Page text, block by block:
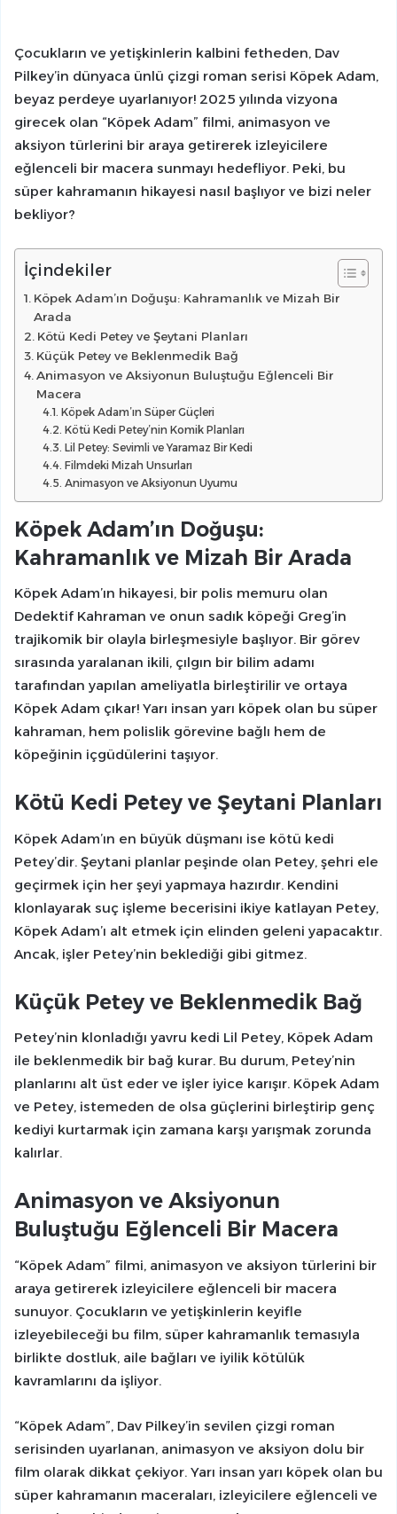
Çocukların ve yetişkinlerin kalbini fetheden, Dav
Pilkey’in dünyaca ünlü çizgi roman serisi Köpek Adam,
beyaz perdeye uyarlanıyor! 2025 yılında vizyona
girecek olan “Köpek Adam” filmi, animasyon ve
aksiyon türlerini bir araya getirerek izleyicilere
eğlenceli bir macera sunmayı hedefliyor. Peki, bu
süper kahramanın hikayesi nasıl başlıyor ve bizi neler
bekliyor?
İçindekiler
Köpek Adam’ın Doğuşu: Kahramanlık ve Mizah Bir
Arada
Kötü Kedi Petey ve Şeytani Planları
Küçük Petey ve Beklenmedik Bağ
Animasyon ve Aksiyonun Buluştuğu Eğlenceli Bir
Macera
Köpek Adam’ın Süper Güçleri
Kötü Kedi Petey’nin Komik Planları
Lil Petey: Sevimli ve Yaramaz Bir Kedi
Filmdeki Mizah Unsurları
Animasyon ve Aksiyonun Uyumu
Köpek Adam’ın Doğuşu:
Kahramanlık ve Mizah Bir Arada
Köpek Adam’ın hikayesi, bir polis memuru olan
Dedektif Kahraman ve onun sadık köpeği Greg’in
trajikomik bir olayla birleşmesiyle başlıyor. Bir görev
sırasında yaralanan ikili, çılgın bir bilim adamı
tarafından yapılan ameliyatla birleştirilir ve ortaya
Köpek Adam çıkar! Yarı insan yarı köpek olan bu süper
kahraman, hem polislik görevine bağlı hem de
köpeğinin içgüdülerini taşıyor.
Kötü Kedi Petey ve Şeytani Planları
Köpek Adam’ın en büyük düşmanı ise kötü kedi
Petey’dir. Şeytani planlar peşinde olan Petey, şehri ele
geçirmek için her şeyi yapmaya hazırdır. Kendini
klonlayarak suç işleme becerisini ikiye katlayan Petey,
Köpek Adam’ı alt etmek için elinden geleni yapacaktır.
Ancak, işler Petey’nin beklediği gibi gitmez.
Küçük Petey ve Beklenmedik Bağ
Petey’nin klonladığı yavru kedi Lil Petey, Köpek Adam
ile beklenmedik bir bağ kurar. Bu durum, Petey’nin
planlarını alt üst eder ve işler iyice karışır. Köpek Adam
ve Petey, istemeden de olsa güçlerini birleştirip genç
kediyi kurtarmak için zamana karşı yarışmak zorunda
kalırlar.
Animasyon ve Aksiyonun
Buluştuğu Eğlenceli Bir Macera
“Köpek Adam” filmi, animasyon ve aksiyon türlerini bir
araya getirerek izleyicilere eğlenceli bir macera
sunuyor. Çocukların ve yetişkinlerin keyifle
izleyebileceği bu film, süper kahramanlık temasıyla
birlikte dostluk, aile bağları ve iyilik kötülük
kavramlarını da işliyor.
“Köpek Adam”, Dav Pilkey’in sevilen çizgi roman
serisinden uyarlanan, animasyon ve aksiyon dolu bir
film olarak dikkat çekiyor. Yarı insan yarı köpek olan bu
süper kahramanın maceraları, izleyicilere eğlenceli ve